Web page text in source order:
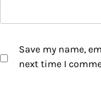
Save my name,
next time I